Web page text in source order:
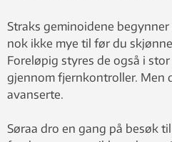
Straks geminoidene
nok ikke mye til før du
Foreløpig styres de også i
gjennom fjernkontroller. Men
avanserte.
Søraa dro en gang på besøk